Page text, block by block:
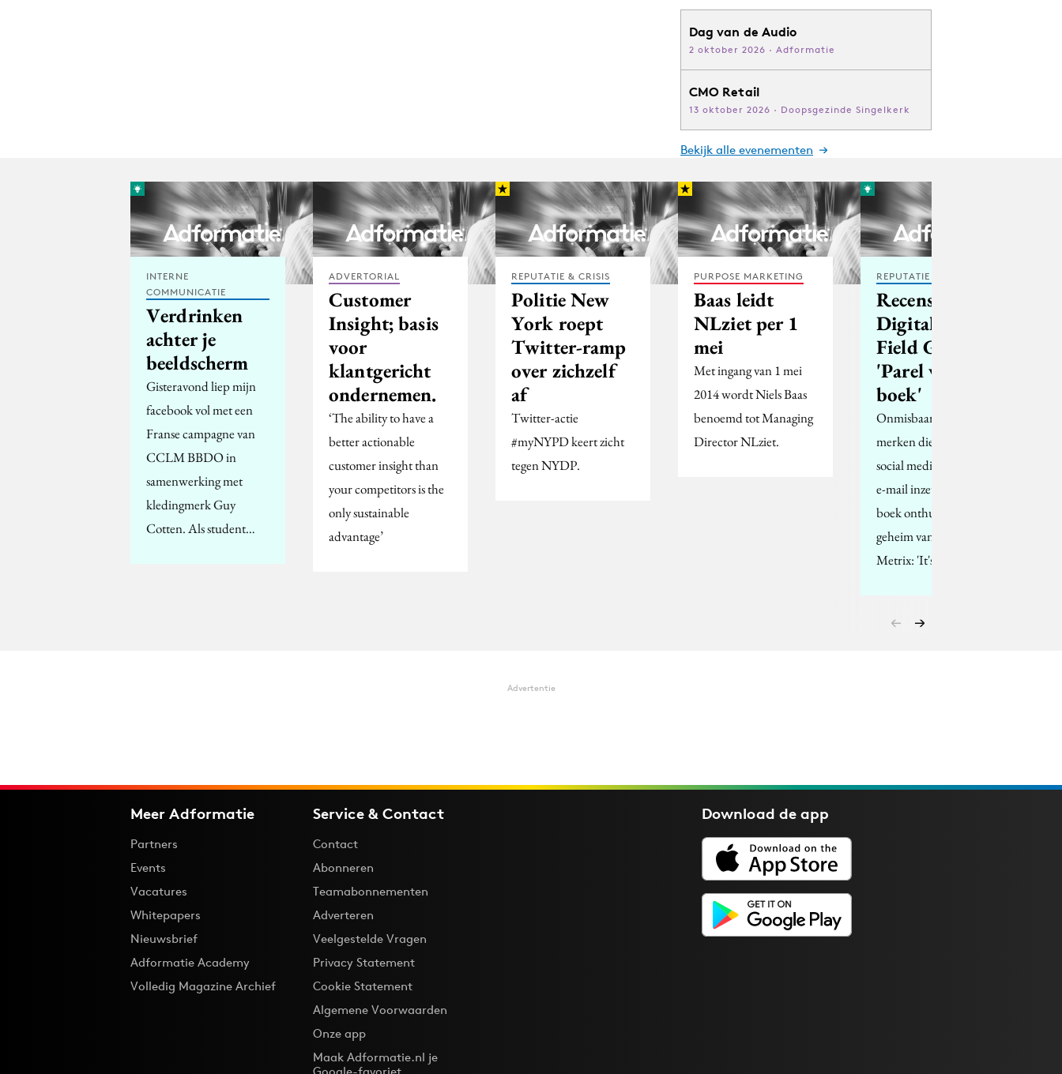
Dag van de Audio
2 oktober 2026 · Adformatie
CMO Retail
13 oktober 2026 · Doopsgezinde Singelkerk
Bekijk alle evenementen
INTERNE
COMMUNICATIE
Verdrinken
achter je
beeldscherm
Gisteravond liep mijn
facebook vol met een
Franse campagne van
CCLM BBDO in
samenwerking met
kledingmerk Guy
Cotten. Als student…
ADVERTORIAL
Customer
Insight; basis
voor
klantgericht
ondernemen.
‘The ability to have a
better actionable
customer insight than
your competitors is the
only sustainable
advantage’
REPUTATIE & CRISIS
Politie New
York roept
Twitter-ramp
over zichzelf
af
Twitter-actie
#myNYPD keert zicht
tegen NYDP.
PURPOSE MARKETING
Baas leidt
NLziet per 1
mei
Met ingang van 1 mei
2014 wordt Niels Baas
benoemd tot Managing
Director NLziet.
REPUTATIE & CRISIS
Recensie: The
Digital Metrix
Field Guide.
'Parel van een
boek'
Onmisbaar voor alle
merken die het web,
social media, mobile of
e-mail inzetten. Het
boek onthult het
geheim van Online
Metrix: 'It's what…
Advertentie
Meer Adformatie
Partners
Events
Vacatures
Whitepapers
Nieuwsbrief
Adformatie Academy
Volledig Magazine Archief
Service & Contact
Contact
Abonneren
Teamabonnementen
Adverteren
Veelgestelde Vragen
Privacy Statement
Cookie Statement
Algemene Voorwaarden
Onze app
Maak Adformatie.nl je
Download deapp